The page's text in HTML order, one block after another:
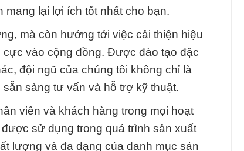
lại lợi ích tốt nhất cho bạn.
mà còn hướng tới việc cải thiện hiệu
vào cộng đồng. Được đào tạo đặc
đội ngũ của chúng tôi không chỉ là
sàng tư vấn và hỗ trợ kỹ thuật.
viên và khách hàng trong mọi hoạt
sử dụng trong quá trình sản xuất
lượng và đa dạng của danh mục sản